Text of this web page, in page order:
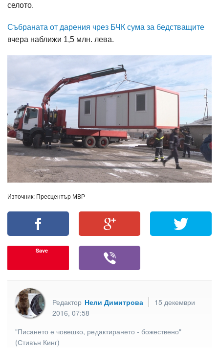
селото.
Събраната от дарения чрез БЧК сума за бедстващите
вчера наближи 1,5 млн. лева.
Източник: Пресцентър МВР
Save
Редактор Нели Димитрова
15 декември
2016, 07:58
"Писането е човешко, редактирането - божествено"
(Стивън Кинг)